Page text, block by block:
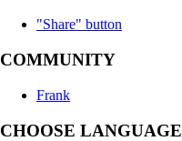
"Share" button
COMMUNITY
Frank
CHOOSE LANGUAGE